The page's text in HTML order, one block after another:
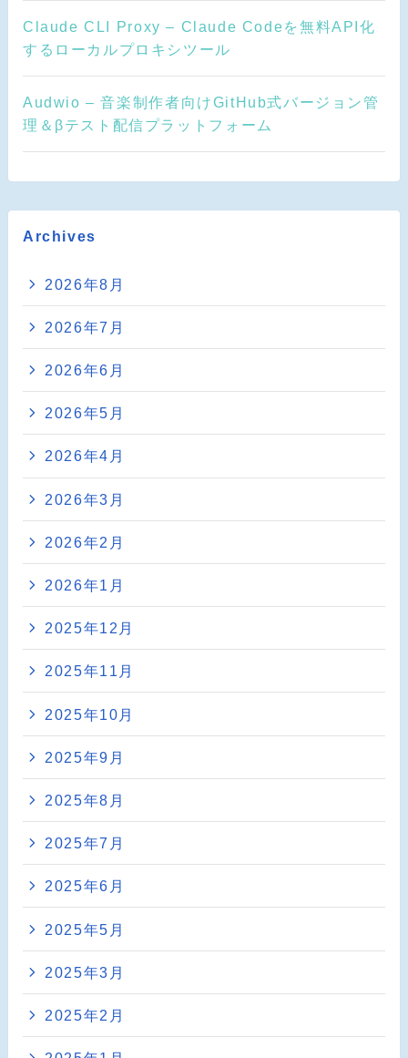
Claude CLI Proxy – Claude Codeを無料API化
するローカルプロキシツール
Audwio – 音楽制作者向けGitHub式バージョン管
理＆βテスト配信プラットフォーム
Archives
2026年8月
2026年7月
2026年6月
2026年5月
2026年4月
2026年3月
2026年2月
2026年1月
2025年12月
2025年11月
2025年10月
2025年9月
2025年8月
2025年7月
2025年6月
2025年5月
2025年3月
2025年2月